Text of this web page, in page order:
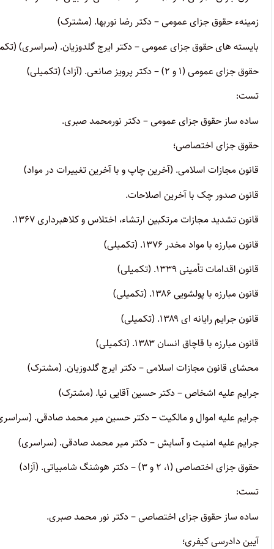
زمینهء حقوق جزای عمومی – دکتر رضا نوربها. (مشترک)
بایسته های حقوق جزای عمومی – دکتر ایرج گلدوزیان. (سراسری)
حقوق جزای عمومی (۱ و ۲) – دکتر پرویز صانعی. (آزاد) (تکمیلی)
تست:
ساده ساز حقوق جزای عمومی – دکتر نورمحمد صبری.
حقوق جزای اختصاصی؛
قانون مجازات اسلامی. (آخرین چاپ و با آخرین تغییرات در مواد)
قانون صدور چک با آخرین اصلاحات.
قانون تشدید مجازات مرتکبین ارتشاء، اختلاس و کلاهبرداری ۱۳۶۷.
قانون مبارزه با مواد مخدر ۱۳۷۶. (تکمیلی)
قانون اقدامات تأمینی ۱۳۳۹. (تکمیلی)
قانون مبارزه با پولشویی ۱۳۸۶. (تکمیلی)
قانون جرایم رایانه ای ۱۳۸۹. (تکمیلی)
قانون مبارزه با قاچاق انسان ۱۳۸۳. (تکمیلی)
محشای قانون مجازات اسلامی – دکتر ایرج گلدوزیان. (مشترک)
جرایم علیه اشخاص – دکتر حسین آقایی نیا. (مشترک)
جرایم علیه اموال و مالکیت – دکتر حسین میر محمد صادقی.
جرایم علیه امنیت و آسایش – دکتر میر محمد صادقی. (سراسری)
حقوق جزای اختصاصی (۱، ۲ و ۳) – دکتر هوشنگ شامبیاتی. (آزاد)
تست:
ساده ساز حقوق جزای اختصاصی – دکتر نور محمد صبری.
آیین دادرسی کیفری؛